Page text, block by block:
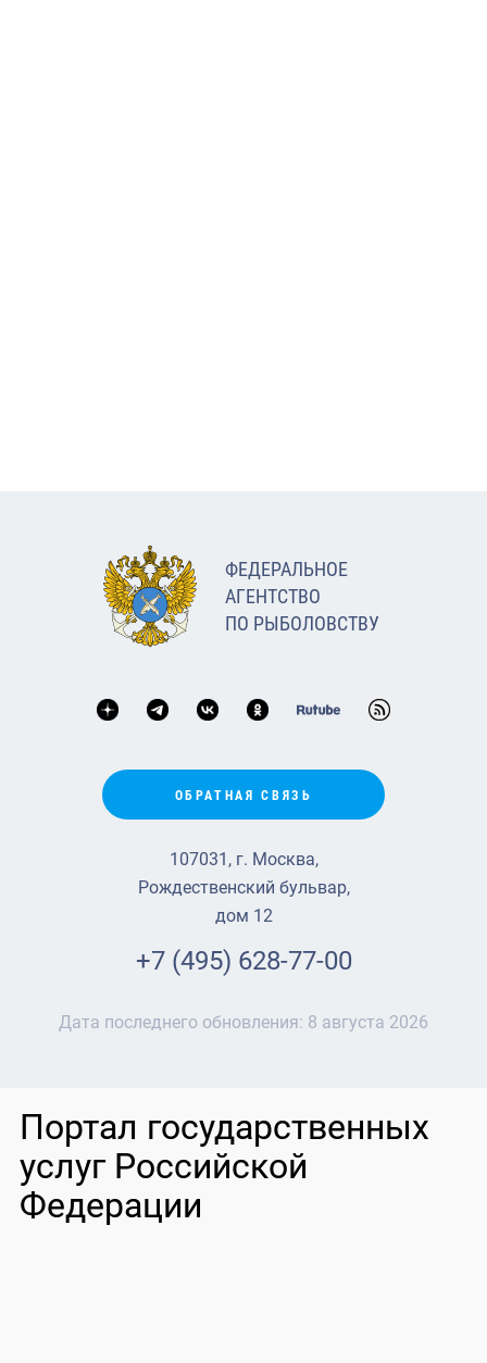
ФЕДЕРАЛЬНОЕ
АГЕНТСТВО
ПО РЫБОЛОВСТВУ
ОБРАТНАЯ СВЯЗЬ
107031, г. Москва,
Рождественский бульвар,
дом 12
+7 (495) 628-77-00
Дата последнего обновления: 8 августа 2026
Портал государственных
услуг Российской
Федерации